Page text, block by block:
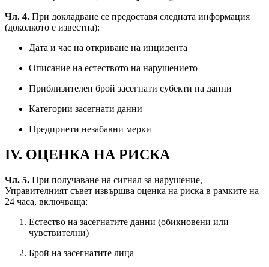
Чл. 4. При докладване се предоставя следната информация
(доколкото е известна):
Дата и час на откриване на инцидента
Описание на естеството на нарушението
Приблизителен брой засегнати субекти на данни
Категории засегнати данни
Предприети незабавни мерки
IV. ОЦЕНКА НА РИСКА
Чл. 5. При получаване на сигнал за нарушение,
Управителният съвет извършва оценка на риска в рамките на
24 часа, включваща:
Естество на засегнатите данни (обикновени или
чувствителни)
Брой на засегнатите лица